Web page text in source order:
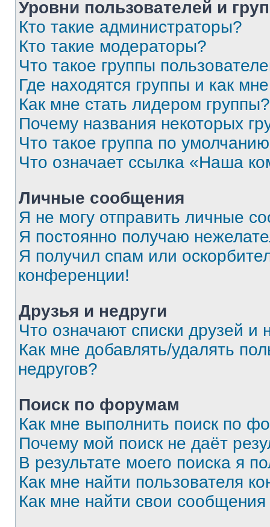
Уровни пользователей и
Кто такие администраторы?
Кто такие модераторы?
Что такое группы
Где находятся группы и как
Как мне стать лидером группы?
Почему названия некоторых
Что такое группа по
Что означает ссылка «Наша
Личные сообщения
Я не могу отправить личные
Я постоянно получаю
Я получил спам или
конференции!
Друзья и недруги
Что означают списки друзей и
Как мне добавлять/удалять
недругов?
Поиск по форумам
Как мне выполнить поиск по
Почему мой поиск не даёт
В результате моего поиска я
Как мне найти пользователя
Как мне найти свои